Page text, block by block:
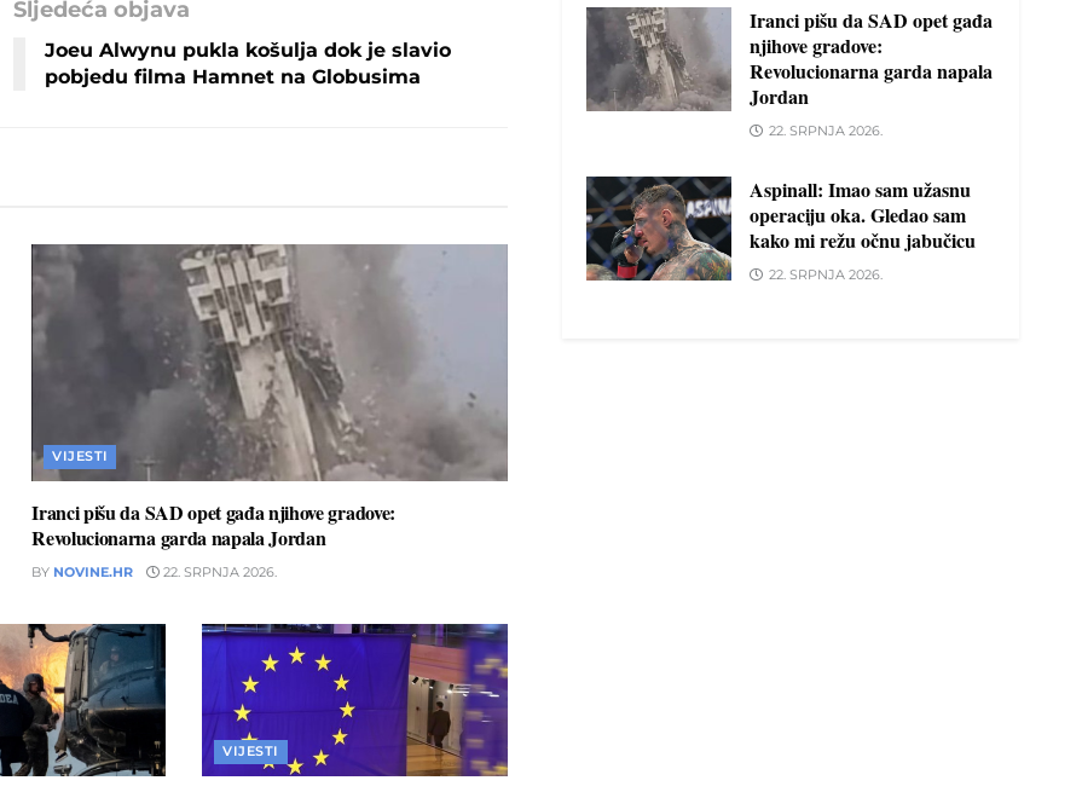
Sljedeća objava
Joeu Alwynu pukla košulja dok je slavio
pobjedu filma Hamnet na Globusima
VIJESTI
Iranci pišu da SAD opet gađa njihove gradove:
Revolucionarna garda napala Jordan
BY NOVINE.HR 22. SRPNJA 2026.
VIJESTI
Iranci pišu da SAD opet gađa
njihove gradove:
Revolucionarna garda napala
Jordan
22. SRPNJA 2026.
Aspinall: Imao sam užasnu
operaciju oka. Gledao sam
kako mi režu očnu jabučicu
22. SRPNJA 2026.